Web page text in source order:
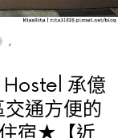
Hostel 承億
通方便的